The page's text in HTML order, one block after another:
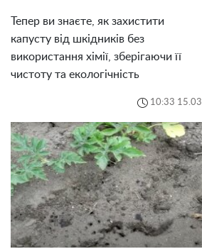
Тепер ви знаєте, як захистити
капусту від шкідників без
використання хімії, зберігаючи її
чистоту та екологічність
10:33 15.03